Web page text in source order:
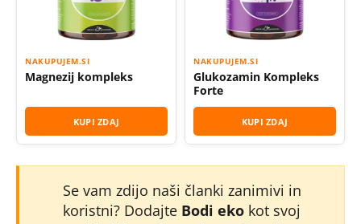
NAKUPUJEM.SI
Magnezij kompleks
KUPI ZDAJ
NAKUPUJEM.SI
Glukozamin Kompleks
Forte
KUPI ZDAJ
Se vam zdijo naši članki zanimivi in
koristni? Dodajte Bodi eko kot svoj